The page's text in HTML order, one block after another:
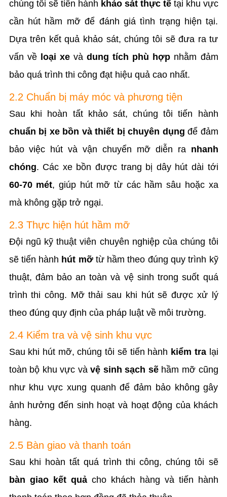
chúng tôi sẽ tiến hành khảo sát thực tếtại khu vực
cần hút hầm mỡ để đánh giá tình trạng hiện tại.
Dựa trên kết quả khảo sát, chúng tôi sẽ đưa ra tư
vấn về loại xevàdung tích phù hợp nhằm đảm
bảo quá trình thi công đạt hiệu quả cao nhất.
2.2 Chuẩn bị máy móc và phương tiện
Sau khi hoàn tất khảo sát, chúng tôi tiến hành
chuẩn bị xe bồn và thiết bị chuyên dụng để đảm
bảo việc hút và vận chuyển mỡ diễn ra nhanh
chóng. Các xe bồn được trang bị dây hút dài tới
60-70 mét, giúp hút mỡ từ các hầm sâu hoặc xa
mà không gặp trở ngại.
2.3 Thực hiện hút hầm mỡ
Đội ngũ kỹ thuật viên chuyên nghiệp của chúng tôi
sẽ tiến hành hút mỡtừ hầm theo đúng quy trình kỹ
thuật, đảm bảo an toàn và vệ sinh trong suốt quá
trình thi công. Mỡ thải sau khi hút sẽ được xử lý
theo đúng quy định của pháp luật về môi trường.
2.4 Kiểm tra và vệ sinh khu vực
Sau khi hút mỡ, chúng tôi sẽ tiến hành kiểm tralại
toàn bộ khu vực vàvệ sinh sạch sẽhầm mỡ cũng
như khu vực xung quanh để đảm bảo không gây
ảnh hưởng đến sinh hoạt và hoạt động của khách
hàng.
2.5 Bàn giao và thanh toán
Sau khi hoàn tất quá trình thi công, chúng tôi sẽ
bàn giao kết quảcho khách hàng và tiến hành